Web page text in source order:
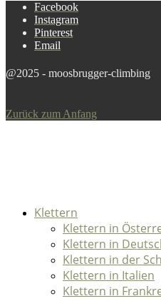
Facebook
Instagram
Pinterest
Email
@2025 - moosbrugger-climbing
Zurück zum Anfang
Klettern
Klettern in
Klettern in
Klettern in der
Klettern in Italien
Klettern in